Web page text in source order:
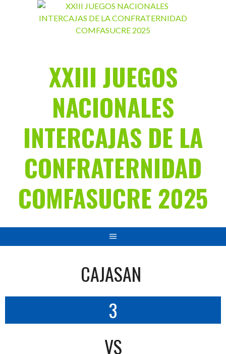
XXIII JUEGOS
NACIONALES
INTERCAJAS DE LA
CONFRATERNIDAD
COMFASUCRE 2025
CAJASAN
3
VS